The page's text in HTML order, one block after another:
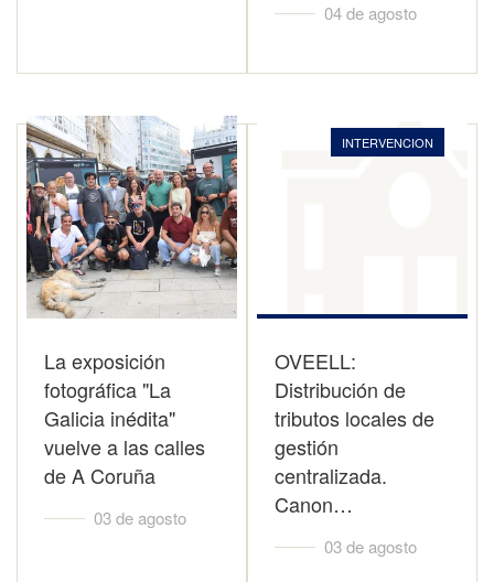
04 de agosto
La exposición
fotográfica "La
Galicia inédita"
vuelve a las calles
de A Coruña
03 de agosto
INTERVENCION
OVEELL:
Distribución de
tributos locales de
gestión
centralizada.
Canon…
03 de agosto